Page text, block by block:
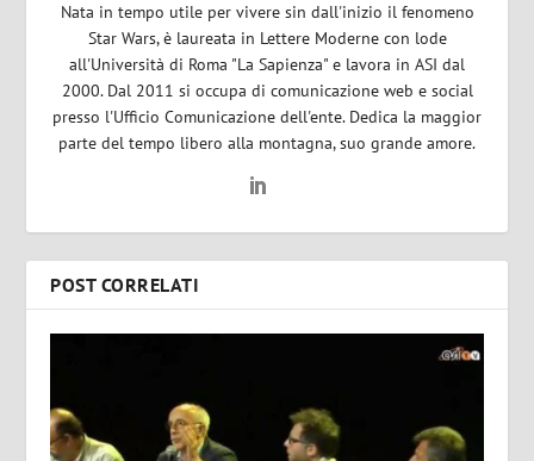
Nata in tempo utile per vivere sin dall'inizio il fenomeno
Star Wars, è laureata in Lettere Moderne con lode
all'Università di Roma "La Sapienza" e lavora in ASI dal
2000. Dal 2011 si occupa di comunicazione web e social
presso l'Ufficio Comunicazione dell'ente. Dedica la maggior
parte del tempo libero alla montagna, suo grande amore.
POST CORRELATI